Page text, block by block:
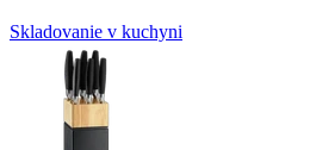
Skladovanie v kuchyni